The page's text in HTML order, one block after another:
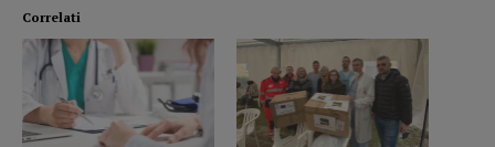
Correlati